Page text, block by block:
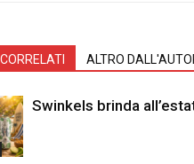
ALTRO
Swinkels brinda